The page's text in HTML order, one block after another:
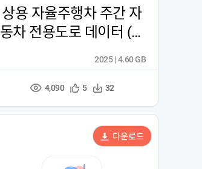
상용 자율주행차 주간 자
동차 전용도로 데이터 (업
조
수
4,090
관
등
록
5
다
수
32
2025 | 4.60 GB
다운로드